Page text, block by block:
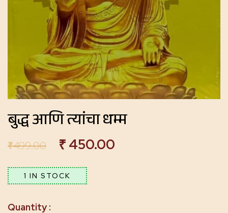
बुद्ध आणि त्यांचा धम्म
₹499.00 ₹ 450.00
1 IN STOCK